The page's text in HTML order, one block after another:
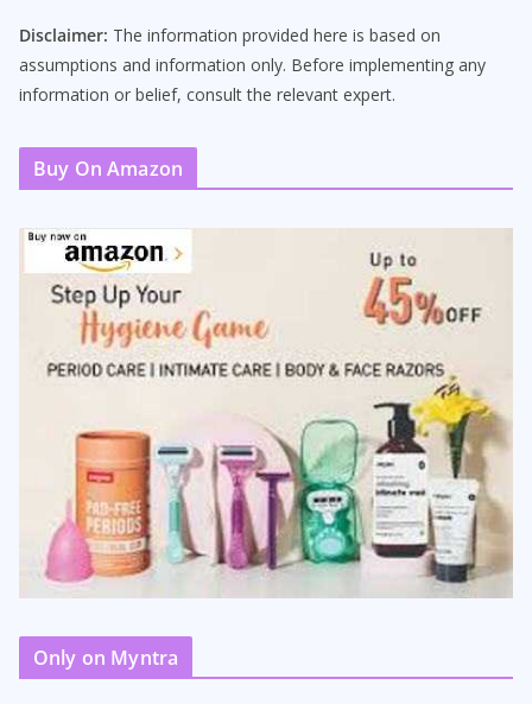
Disclaimer: The information provided here is based on
assumptions and information only. Before implementing any
information or belief, consult the relevant expert.
Buy On Amazon
Only on Myntra